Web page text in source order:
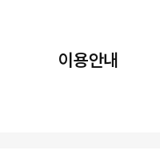
이용안내